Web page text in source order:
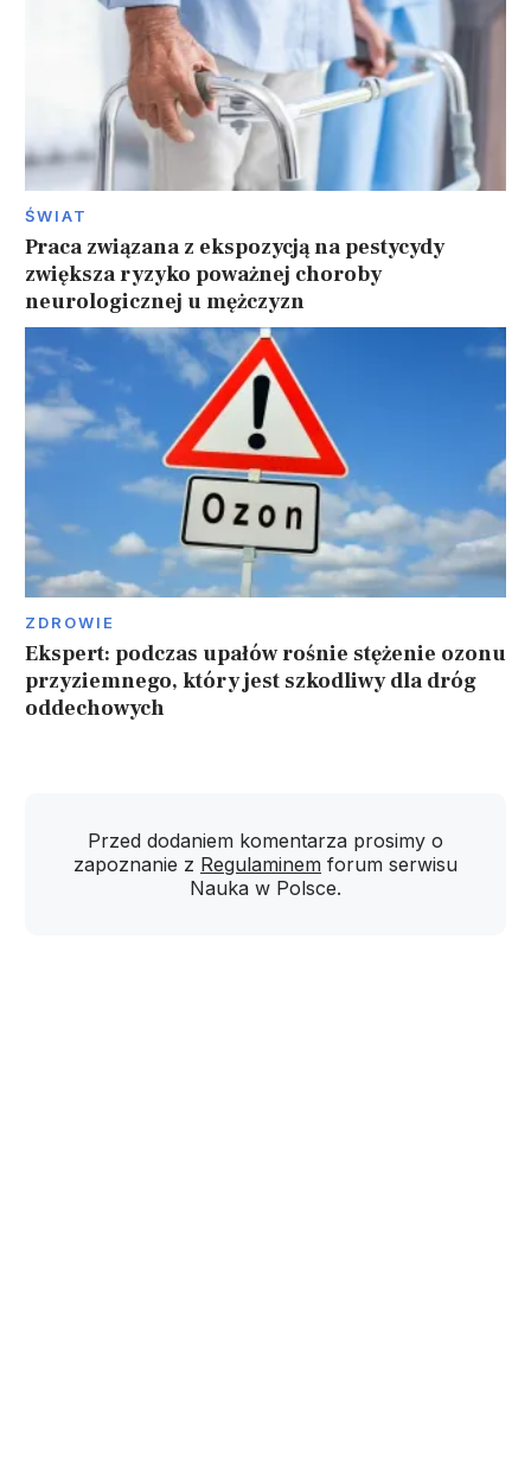
ŚWIAT
Praca związana z ekspozycją na pestycydy
zwiększa ryzyko poważnej choroby
neurologicznej u mężczyzn
ZDROWIE
Ekspert: podczas upałów rośnie stężenie ozonu
przyziemnego, który jest szkodliwy dla dróg
oddechowych
Przed dodaniem komentarza prosimy o
zapoznanie z Regulaminem forum serwisu
Nauka w Polsce.